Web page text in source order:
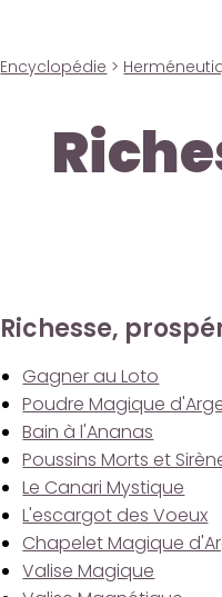
Encyclopédie >
Richesse,
Gagner au Loto
Poudre Magique
Bain à l'Ananas
Poussins Morts et
Le Canari Mystique
L'escargot des Voeux
Chapelet Magique
Valise Magique